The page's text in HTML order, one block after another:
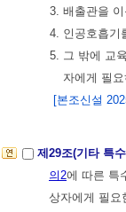
3. 배출관을
4. 인공호흡기
5. 그 밖에 교
자에게 필
[본조신설
제29조(기타 특
의2에 따른 특
상자에게 필